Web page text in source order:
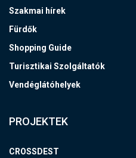
Szakmai hírek
Fürdők
Shopping Guide
Turisztikai Szolgáltatók
Vendéglátóhelyek
PROJEKTEK
CROSSDEST